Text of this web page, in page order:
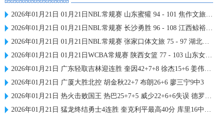
2026年01月21日 01月21日NBL常规赛 山东蜜獾 94 - 101 焦作文旅 全场集锦
2026年01月21日 01月21日NBL常规赛 长沙勇胜 96 - 108 江西鲸裕清酒 全场集锦
2026年01月21日 01月21日NBL常规赛 张家口体文旅 75 - 97 湖北文旅 全场集锦
2026年01月21日 01月21日WCBA常规赛 陕西女篮 77 - 103 山东女篮 全场集锦
2026年01月21日 广东轻取吉林迎连胜 奎因42+7+8 徐杰15+6 姜伟泽27分
2026年01月21日 广厦大胜北控 胡金秋22+7 布朗26+6 廖三宁9中3
2026年01月21日 热火击败国王 热巴25+7+5 威少22+6+6失误 德罗赞两度引冲突
2026年01月21日 猛龙终结勇士4连胜 奎克利平最高40分 库里16中6 库明加20分